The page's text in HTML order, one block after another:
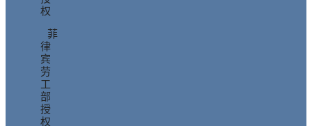
权
菲
律
宾
劳
工
部
授
权